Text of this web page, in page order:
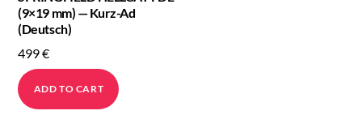
(9×19 mm) — Kurz-Ad
(Deutsch)
499€
ADD TO CART